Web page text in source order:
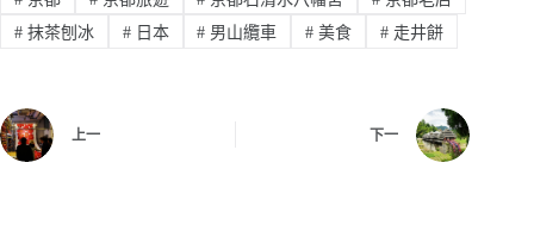
#抹茶刨冰 #日本 # 男山纜車 # 美食 # 走井餅
上一 下一